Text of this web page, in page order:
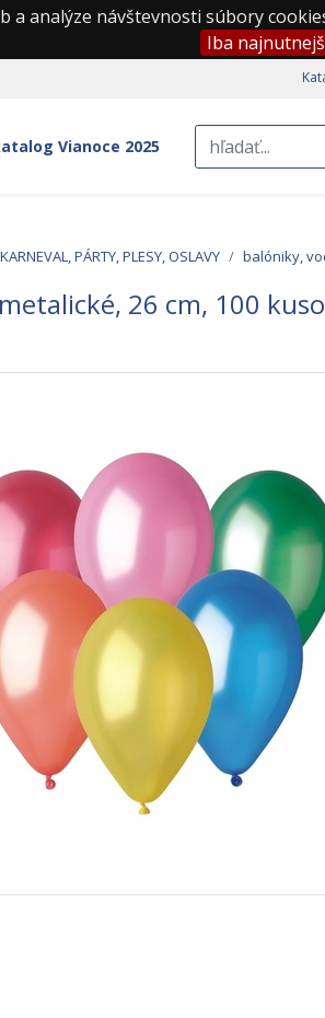
analýze návštevnosti súbory
Iba
Vianoce 2025
KARNEVAL, PÁRTY, PLESY, OSLAVY balóniky,
26 cm, 100